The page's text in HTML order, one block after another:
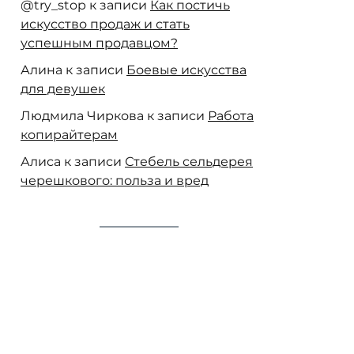
@try_stop к записи Как постичь
искусство продаж и стать
успешным продавцом?
Алина к записи Боевые искусства
для девушек
Людмила Чиркова к записи Работа
копирайтерам
Алиса к записи Стебель сельдерея
черешкового: польза и вред